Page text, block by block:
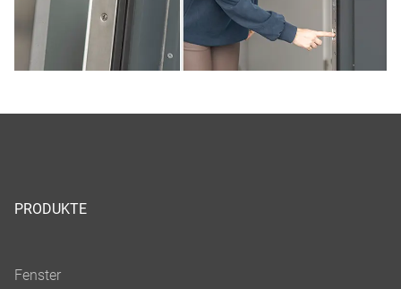
PRODUKTE